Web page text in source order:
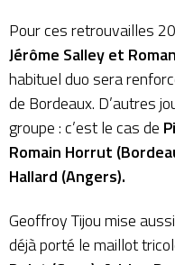
Pour ces retrouvailles
Jérôme Salley et
habituel duo sera
de Bordeaux. D’autres
groupe : c’est le cas de
Romain Horrut
Hallard (Angers).
Geoffroy Tijou mise
déjà porté le maillot